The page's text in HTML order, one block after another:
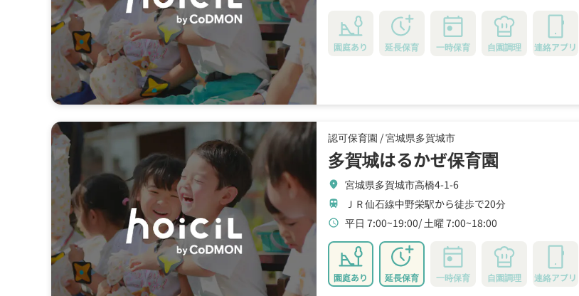
園庭あり 延長保育 一時保育 自園調理 連絡アプリ
認可保育園 /宮城県多賀城市
多賀城はるかぜ保育園
location_on 宮城県多賀城市高橋4-1-6
train ＪＲ仙石線中野栄駅から徒歩で20分
schedule 平日 7:00~19:00 土曜 7:00~18:00
園庭あり 延長保育 一時保育 自園調理 連絡アプリ